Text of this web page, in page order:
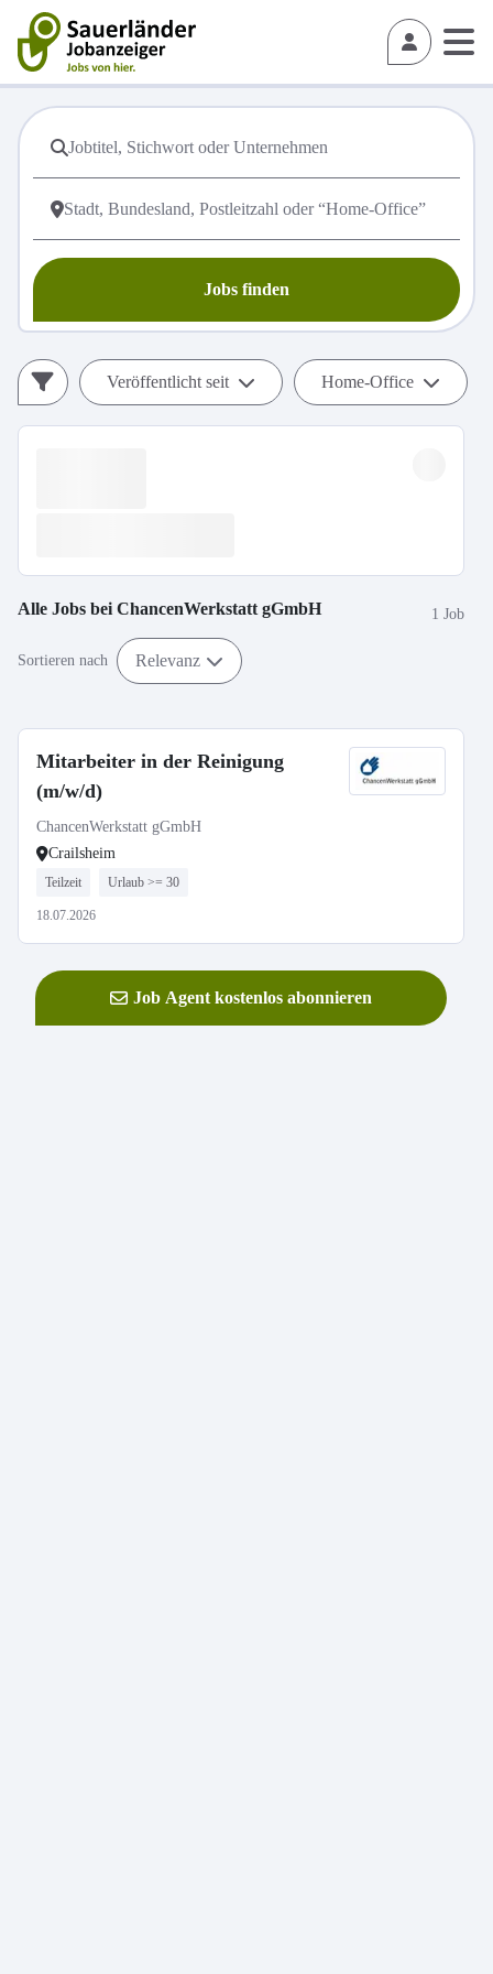
Jobs finden
Veröffentlicht seit Home-Office
Alle Jobs bei ChancenWerkstatt gGmbH 1 Job
Sortieren nach Relevanz
Mitarbeiter in der Reinigung
(m/w/d)
ChancenWerkstatt gGmbH
Crailsheim
Teilzeit Urlaub >= 30
18.07.2026
Job Agent kostenlos abonnieren